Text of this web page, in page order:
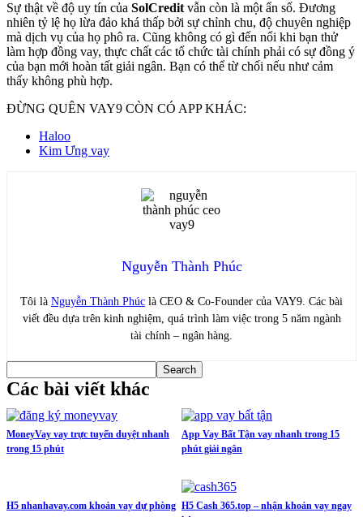
Sự thật về độ uy tín của SolCreditvẫn còn là một ẩn số. Đương
nhiên tỷ lệ họ lừa đảo khá thấp bởi sự chỉnh chu, độ chuyên nghiệp
mà dịch vụ của họ phô ra. Cũng không có gì đến nổi khi bạn thử
làm hợp đồng vay, thực chất các tổ chức tài chính phải có sự đồng ý
của bạn mới hoàn tất giải ngân. Bạn có thể từ chối nếu như cảm
thấy không phù hợp.
ĐỪNG QUÊN VAY9 CÒN CÓ APP KHÁC:
Haloo
Kim Ưng vay
Nguyễn Thành Phúc
Tôi là Nguyễn Thành Phúc là CEO & Co-Founder của VAY9. Các bài
viết đều dựa trên kinh nghiệm, quá trình làm việc trong 5 năm ngành
tài chính – ngân hàng.
Các bài viết khác
MoneyVay vay trực tuyến duyệt nhanh
trong 15 phút
App Vay Bất Tận vay nhanh trong 15
phút giải ngân
H5 nhanhavay.com khoản vay dự phòng H5 Cash 365.top – nhận khoản vay ngay